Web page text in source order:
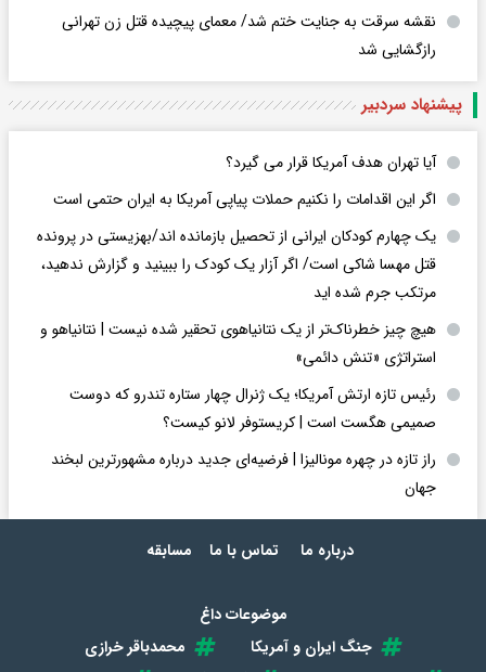
نقشه سرقت به جنایت ختم شد/ معمای پیچیده قتل زن تهرانی
رازگشایی شد
پیشنهاد سردبیر
آیا تهران هدف آمریکا قرار می گیرد؟
اگر این اقدامات را نکنیم حملات پیاپی آمریکا به ایران حتمی است
یک چهارم کودکان ایرانی از تحصیل بازمانده اند/بهزیستی در پرونده
قتل مهسا شاکی است/ اگر آزار یک کودک را ببینید و گزارش ندهید،
مرتکب جرم شده اید
هیچ چیز خطرناک‌تر از یک نتانیاهوی تحقیر شده نیست | نتانیاهو و
استراتژی «تنش دائمی»
رئیس تازه ارتش آمریکا؛ یک ژنرال چهار ستاره تندرو که دوست
صمیمی هگست است | کریستوفر لانو کیست؟
راز تازه در چهره مونالیزا | فرضیه‌ای جدید درباره مشهورترین لبخند
جهان
درباره ما تماس با ما مسابقه
موضوعات داغ
جنگ ایران و آمریکا
محمدباقر خرازی